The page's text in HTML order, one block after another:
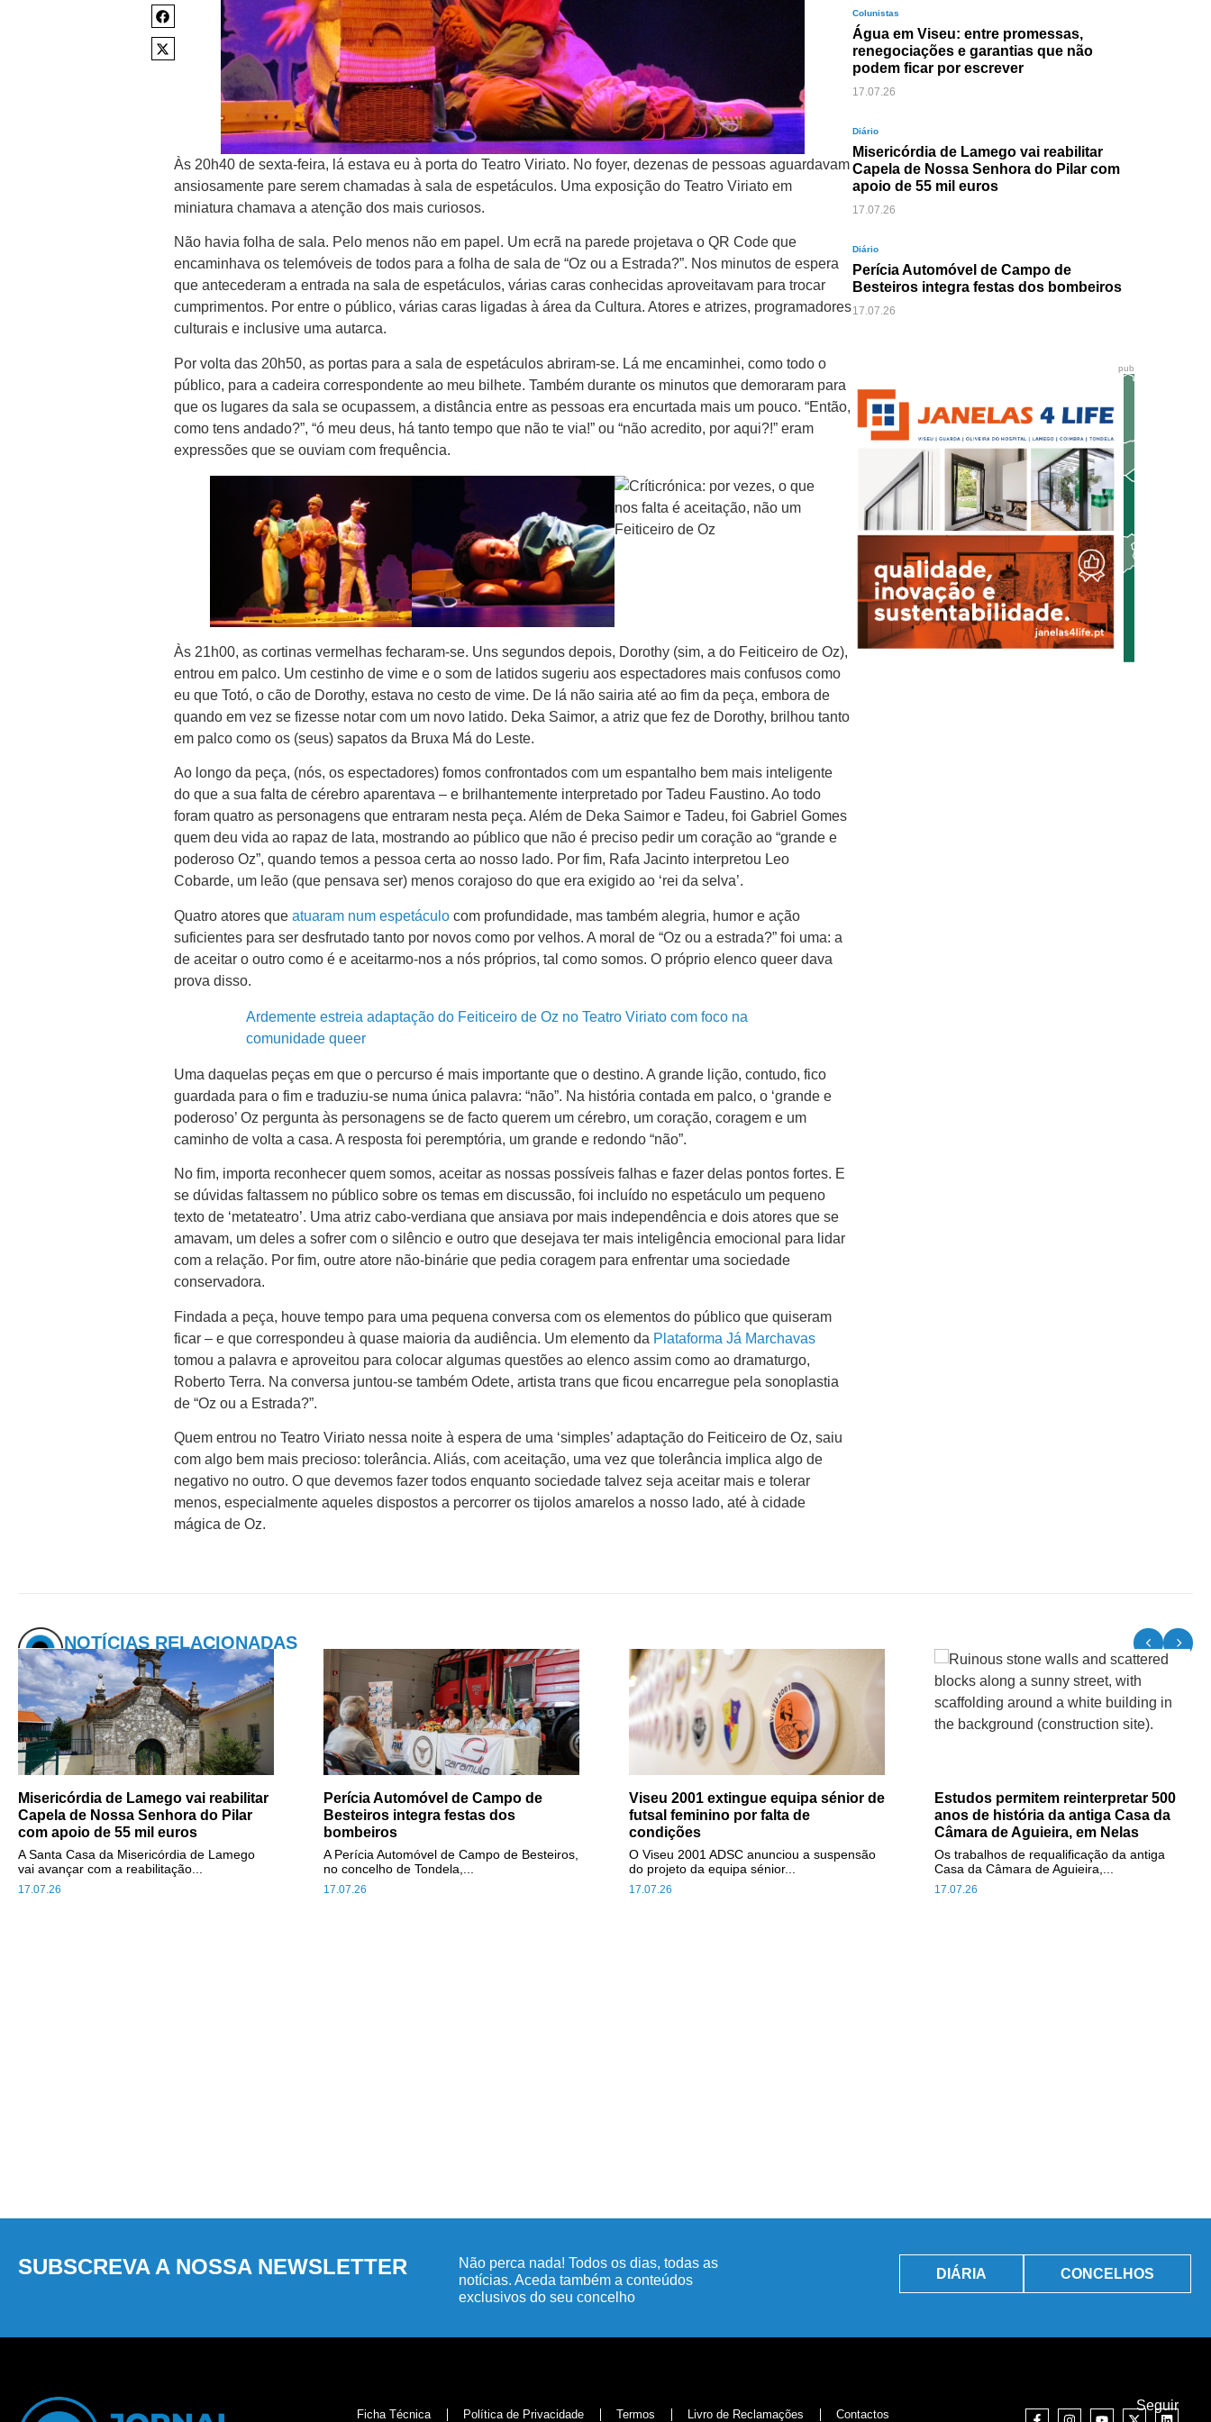
Às 20h40 de sexta-feira, lá estava eu à porta do Teatro Viriato. No foyer, dezenas de pessoas aguardavam
ansiosamente pare serem chamadas à sala de espetáculos. Uma exposição do Teatro Viriato em
miniatura chamava a atenção dos mais curiosos.
Não havia folha de sala. Pelo menos não em papel. Um ecrã na parede projetava o QR Code que
encaminhava os telemóveis de todos para a folha de sala de “Oz ou a Estrada?”. Nos minutos de espera
que antecederam a entrada na sala de espetáculos, várias caras conhecidas aproveitavam para trocar
cumprimentos. Por entre o público, várias caras ligadas à área da Cultura. Atores e atrizes, programadores
culturais e inclusive uma autarca.
Por volta das 20h50, as portas para a sala de espetáculos abriram-se. Lá me encaminhei, como todo o
público, para a cadeira correspondente ao meu bilhete. Também durante os minutos que demoraram para
que os lugares da sala se ocupassem, a distância entre as pessoas era encurtada mais um pouco. “Então,
como tens andado?”, “ó meu deus, há tanto tempo que não te via!” ou “não acredito, por aqui?!” eram
expressões que se ouviam com frequência.
Às 21h00, as cortinas vermelhas fecharam-se. Uns segundos depois, Dorothy (sim, a do Feiticeiro de Oz),
entrou em palco. Um cestinho de vime e o som de latidos sugeriu aos espectadores mais confusos como
eu que Totó, o cão de Dorothy, estava no cesto de vime. De lá não sairia até ao fim da peça, embora de
quando em vez se fizesse notar com um novo latido. Deka Saimor, a atriz que fez de Dorothy, brilhou tanto
em palco como os (seus) sapatos da Bruxa Má do Leste.
Ao longo da peça, (nós, os espectadores) fomos confrontados com um espantalho bem mais inteligente
do que a sua falta de cérebro aparentava – e brilhantemente interpretado por Tadeu Faustino. Ao todo
foram quatro as personagens que entraram nesta peça. Além de Deka Saimor e Tadeu, foi Gabriel Gomes
quem deu vida ao rapaz de lata, mostrando ao público que não é preciso pedir um coração ao “grande e
poderoso Oz”, quando temos a pessoa certa ao nosso lado. Por fim, Rafa Jacinto interpretou Leo
Cobarde, um leão (que pensava ser) menos corajoso do que era exigido ao ‘rei da selva’.
Quatro atores queatuaram num espetáculo com profundidade, mas também alegria, humor e ação
suficientes para ser desfrutado tanto por novos como por velhos. A moral de “Oz ou a estrada?” foi uma: a
de aceitar o outro como é e aceitarmo-nos a nós próprios, tal como somos. O próprio elenco queer dava
prova disso.
Ardemente estreia adaptação do Feiticeiro de Oz no Teatro Viriato com foco na
comunidade queer
Uma daquelas peças em que o percurso é mais importante que o destino. A grande lição, contudo, fico
guardada para o fim e traduziu-se numa única palavra: “não”. Na história contada em palco, o ‘grande e
poderoso’ Oz pergunta às personagens se de facto querem um cérebro, um coração, coragem e um
caminho de volta a casa. A resposta foi peremptória, um grande e redondo “não”.
No fim, importa reconhecer quem somos, aceitar as nossas possíveis falhas e fazer delas pontos fortes. E
se dúvidas faltassem no público sobre os temas em discussão, foi incluído no espetáculo um pequeno
texto de ‘metateatro’. Uma atriz cabo-verdiana que ansiava por mais independência e dois atores que se
amavam, um deles a sofrer com o silêncio e outro que desejava ter mais inteligência emocional para lidar
com a relação. Por fim, outre atore não-binárie que pedia coragem para enfrentar uma sociedade
conservadora.
Findada a peça, houve tempo para uma pequena conversa com os elementos do público que quiseram
ficar – e que correspondeu à quase maioria da audiência. Um elemento da Plataforma Já Marchavas
tomou a palavra e aproveitou para colocar algumas questões ao elenco assim como ao dramaturgo,
Roberto Terra. Na conversa juntou-se também Odete, artista trans que ficou encarregue pela sonoplastia
de “Oz ou a Estrada?”.
Quem entrou no Teatro Viriato nessa noite à espera de uma ‘simples’ adaptação do Feiticeiro de Oz, saiu
com algo bem mais precioso: tolerância. Aliás, com aceitação, uma vez que tolerância implica algo de
negativo no outro. O que devemos fazer todos enquanto sociedade talvez seja aceitar mais e tolerar
menos, especialmente aqueles dispostos a percorrer os tijolos amarelos a nosso lado, até à cidade
mágica de Oz.
Colunistas
Água em Viseu: entre promessas,
renegociações e garantias que não
podem ficar por escrever
17.07.26
Diário
Misericórdia de Lamego vai reabilitar
Capela de Nossa Senhora do Pilar com
apoio de 55 mil euros
17.07.26
Diário
Perícia Automóvel de Campo de
Besteiros integra festas dos bombeiros
17.07.26
pub
NOTÍCIAS RELACIONADAS
Misericórdia de Lamego vai reabilitar
Capela de Nossa Senhora do Pilar
com apoio de 55 mil euros
17.07.26
A Santa Casa da Misericórdia de Lamego
vai avançar com a reabilitação...
Perícia Automóvel de Campo de
Besteiros integra festas dos
bombeiros
17.07.26
A Perícia Automóvel de Campo de Besteiros,
no concelho de Tondela,...
Viseu 2001 extingue equipa sénior de
futsal feminino por falta de
condições
17.07.26
O Viseu 2001 ADSC anunciou a suspensão
do projeto da equipa sénior...
Estudos permitem reinterpretar 500
anos de história da antiga Casa da
Câmara de Aguieira, em Nelas
17.07.26
Os trabalhos de requalificação da antiga
Casa da Câmara de Aguieira,...
SUBSCREVA A NOSSA NEWSLETTER
Não perca nada! Todos os dias, todas as
notícias. Aceda também a conteúdos
exclusivos do seu concelho
DIÁRIA CONCELHOS
Ficha Técnica Política de Privacidade Termos Livro de Reclamações Contactos
Seguir